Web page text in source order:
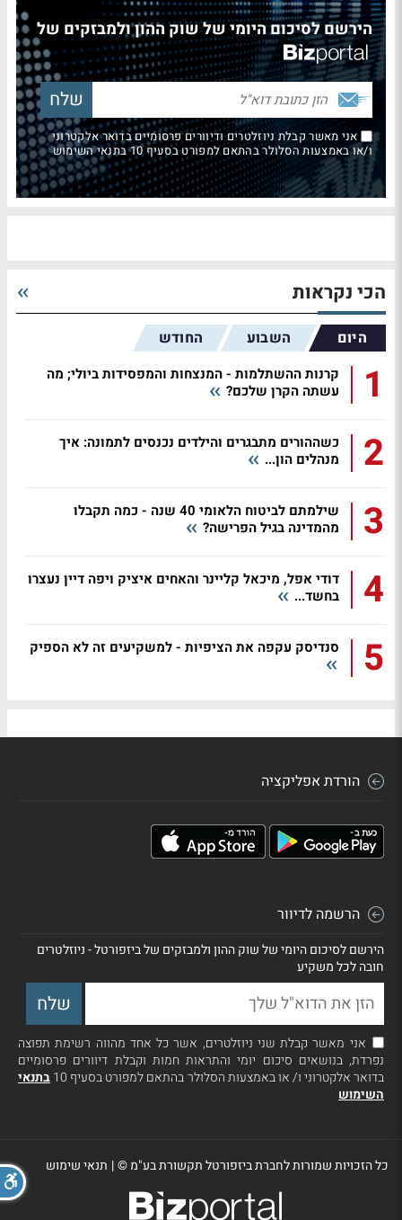
הירשם לסיכום היומי של שוק ההון ולמבזקים של
אני מאשר קבלת ניוזלטרים ודיוורים פרסומיים בדואר אלקטרוני
ו/או באמצעות הסלולר בהתאם למפורט בסעיף 10 בתנאי השימוש
הכי נקראות
היום השבוע החודש
1
קרנות ההשתלמות - המנצחות והמפסידות ביולי; מה
עשתה הקרן שלכם?
2
כשההורים מתבגרים והילדים נכנסים לתמונה: איך
מנהלים הון...
3
שילמתם לביטוח הלאומי 40 שנה - כמה תקבלו
מהמדינה בגיל הפרישה?
4
דודי אפל, מיכאל קליינר והאחים איציק ויפה דיין נעצרו
בחשד...
5 סנדיסק עקפה את הציפיות - למשקיעים זה לא הספיק
הורדת אפליקציה
הרשמה לדיוור
הירשם לסיכום היומי של שוק ההון ולמבזקים של ביזפורטל - ניוזלטרים
חובה לכל משקיע
אני מאשר קבלת שני ניוזלטרים, אשר כל אחד מהווה רשימת תפוצה
נפרדת, בנושאים סיכום יומי והתראות חמות וקבלת דיוורים פרסומיים
בדואר אלקטרוני ו/ או באמצעות הסלולר בהתאם למפורט בסעיף 10
בתנאי
השימוש
כל הזכויות שמורות לחברת ביזפורטל תקשורת בע"מ ©| תנאי שימוש